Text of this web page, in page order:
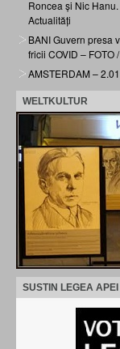
Roncea și Nic
Actualități
BANI Guvern presa
fricii COVID – FOTO
AMSTERDAM –
WELTKULTUR
SUSTIN LEGEA APEI